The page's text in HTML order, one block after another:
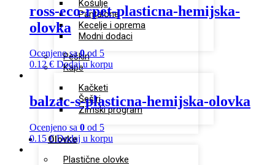
Košulje
Pantalone
Kecelje i oprema
Modni dodaci
Peškiri
Kape
Kačketi
Šeširi
Zimski program
Olovke
Plastične olovke
ross-eco-rpet-plasticna-hemijska-
olovka
Ocenjeno sa0od 5
0.12€ Dodaj u korpu
balzac-s-plasticna-hemijska-olovka
Ocenjeno sa 0 od 5
0.15€ Dodaj u korpu